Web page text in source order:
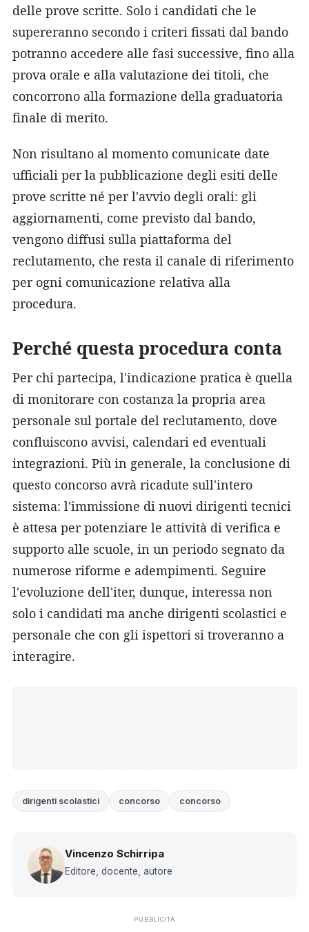
delle prove scritte. Solo i candidati che le
supereranno secondo i criteri fissati dal bando
potranno accedere alle fasi successive, fino alla
prova orale e alla valutazione dei titoli, che
concorrono alla formazione della graduatoria
finale di merito.
Non risultano al momento comunicate date
ufficiali per la pubblicazione degli esiti delle
prove scritte né per l'avvio degli orali: gli
aggiornamenti, come previsto dal bando,
vengono diffusi sulla piattaforma del
reclutamento, che resta il canale di riferimento
per ogni comunicazione relativa alla
procedura.
Perché questa procedura conta
Per chi partecipa, l'indicazione pratica è quella
di monitorare con costanza la propria area
personale sul portale del reclutamento, dove
confluiscono avvisi, calendari ed eventuali
integrazioni. Più in generale, la conclusione di
questo concorso avrà ricadute sull'intero
sistema: l'immissione di nuovi dirigenti tecnici
è attesa per potenziare le attività di verifica e
supporto alle scuole, in un periodo segnato da
numerose riforme e adempimenti. Seguire
l'evoluzione dell'iter, dunque, interessa non
solo i candidati ma anche dirigenti scolastici e
personale che con gli ispettori si troveranno a
interagire.
dirigenti scolastici concorso concorso
Vincenzo Schirripa
Editore, docente, autore
PUBBLICITÀ